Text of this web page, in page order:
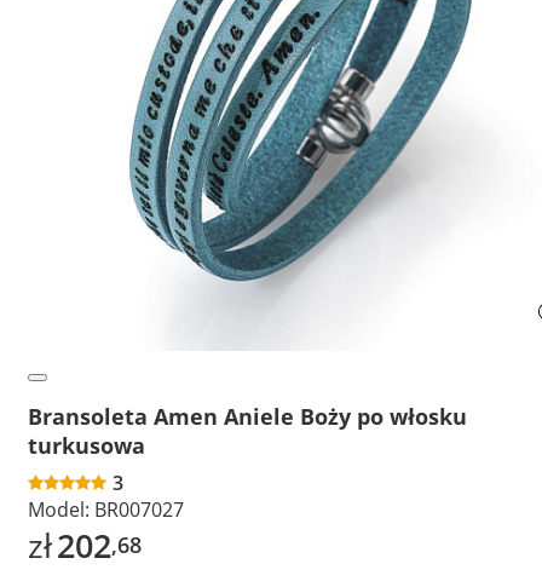
Bransoleta Amen Aniele Boży po włosku
turkusowa
3
Model: BR007027
zł202,68